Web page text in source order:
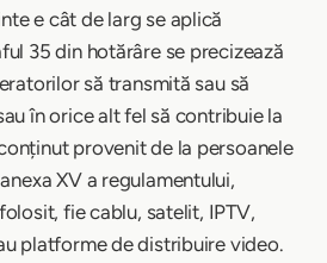
e cât de larg se aplică
35 din hotărâre se precizează
să transmită sau să
în orice alt fel să contribuie la
provenit de la persoanele
XV a regulamentului,
fie cablu, satelit, IPTV,
platforme de distribuire video.